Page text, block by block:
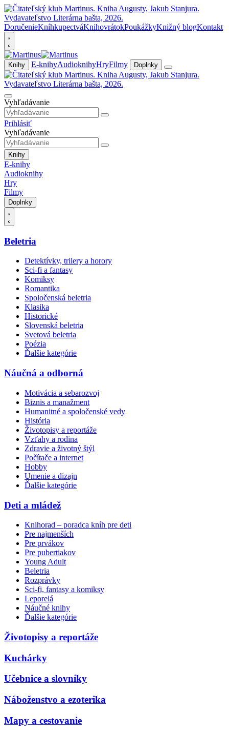
DoručenieKníhkupectváKnihovrátokPoukážkyKnižný blogKontakt
Knihy E-knihyAudioknihyHryFilmy Doplnky
Vyhľadávanie
Prihlásiť
Vyhľadávanie
Knihy
E-knihy
Audioknihy
Hry
Filmy
Doplnky
Beletria
Detektívky, trilery a horory
Sci-fi a fantasy
Komiksy
Romantika
Spoločenská beletria
Klasika
Historické
Slovenská beletria
Svetová beletria
Poézia
Ďalšie kategórie
Náučná a odborná
Motivácia a sebarozvoj
Biznis a manažment
Humanitné a spoločenské vedy
História
Životopisy a reportáže
Vzťahy a rodina
Zdravie a životný štýl
Počítače a internet
Hobby
Umenie a dizajn
Ďalšie kategórie
Deti a mládež
Knihorad – poradca kníh pre deti
Pre najmenších
Pre prvákov
Pre pubertiakov
Young Adult
Beletria
Rozprávky
Sci-fi, fantasy a komiksy
Leporelá
Náučné knihy
Ďalšie kategórie
Životopisy a reportáže
Kuchárky
Učebnice a slovníky
Náboženstvo a ezoterika
Mapy a cestovanie